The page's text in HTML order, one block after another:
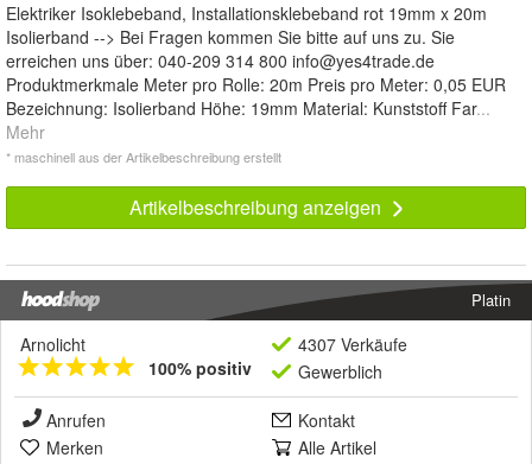
Elektriker Isoklebeband, Installationsklebeband rot 19mm x 20m
Isolierband --> Bei Fragen kommen Sie bitte auf uns zu. Sie
erreichen uns über: 040-209 314 800 info@yes4trade.de
Produktmerkmale Meter pro Rolle: 20m Preis pro Meter: 0,05 EUR
Bezeichnung: Isolierband Höhe: 19mm Material: Kunststoff Far...
Mehr
* maschinell aus der Artikelbeschreibung erstellt
Artikelbeschreibung anzeigen
Platin
Arnolicht
100% positiv
4307 Verkäufe
Gewerblich
Anrufen
Kontakt
Merken
Alle Artikel